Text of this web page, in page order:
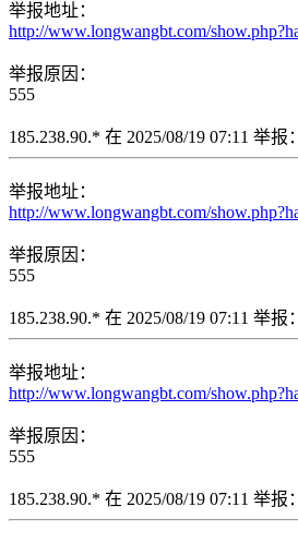
举报地址：
http://www.longwangbt.com/
举报原因：
555
185.238.90.* 在 2025/08/19 07:11 举报：
举报地址：
http://www.longwangbt.com/
举报原因：
555
185.238.90.* 在 2025/08/19 07:11 举报：
举报地址：
http://www.longwangbt.com/
举报原因：
555
185.238.90.* 在 2025/08/19 07:11 举报：